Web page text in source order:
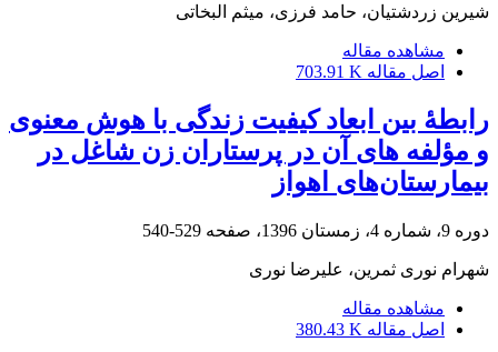
شیرین زردشتیان، حامد فرزی، میثم البخاتی
مشاهده مقاله
اصل مقاله 703.91 K
رابطۀ بین ابعاد کیفیت زندگی با هوش معنوی
و مؤلفه‏ های آن در پرستاران زن شاغل در
بیمارستان‌های اهواز
دوره 9، شماره 4، زمستان 1396، صفحه 529-540
شهرام نوری ثمرین، علیرضا نوری
مشاهده مقاله
اصل مقاله 380.43 K